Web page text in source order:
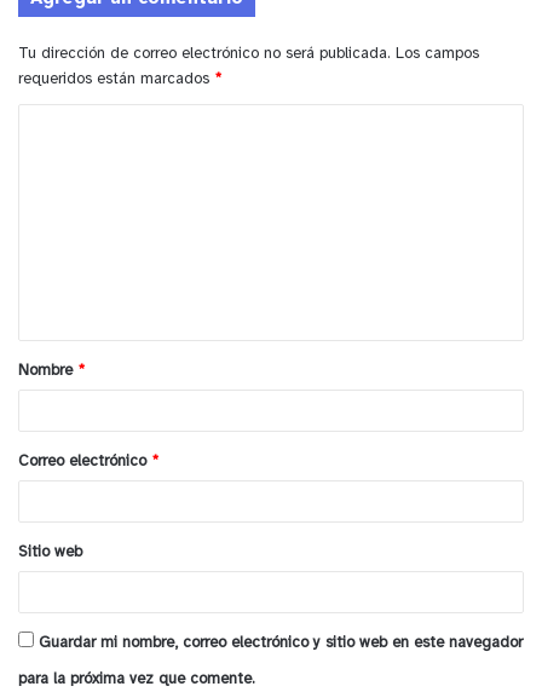
Tu dirección de correo electrónico no será publicada. Los campos
requeridos están marcados *
a
r
*
Nombre *
Correo electrónico *
Sitio web
Guardar mi nombre, correo electrónico y sitio web en este navegador
para la próxima vez que comente.